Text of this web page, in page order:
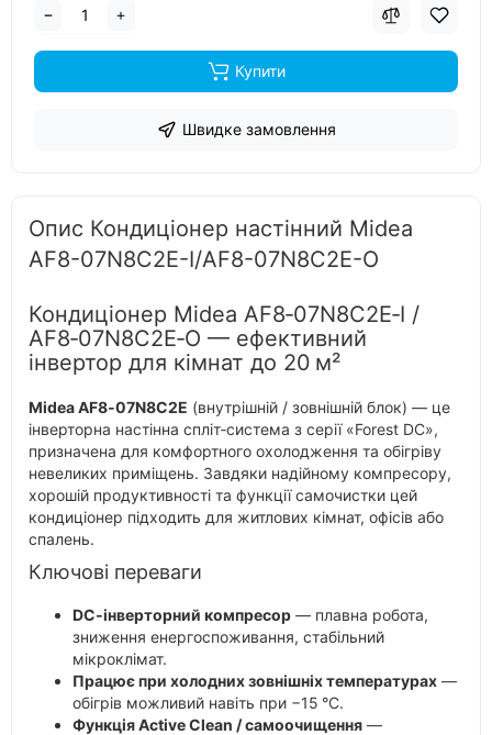
Купити
Швидке замовлення
Опис Кондиціонер настінний Midea
AF8-07N8C2E-I/AF8-07N8C2E-O
Кондиціонер Midea AF8‑07N8C2E‑I /
AF8‑07N8C2E‑O — ефективний
інвертор для кімнат до 20 м²
Midea AF8‑07N8C2E (внутрішній / зовнішній блок) — це
інверторна настінна спліт‑система з серії «Forest DC»,
призначена для комфортного охолодження та обігріву
невеликих приміщень. Завдяки надійному компресору,
хорошій продуктивності та функції самочистки цей
кондиціонер підходить для житлових кімнат, офісів або
спалень.
Ключові переваги
DC‑інверторний компресор — плавна робота,
зниження енергоспоживання, стабільний
мікроклімат.
Працює при холодних зовнішніх температурах —
обігрів можливий навіть при −15 °C.
Функція Active Clean / самоочищення —